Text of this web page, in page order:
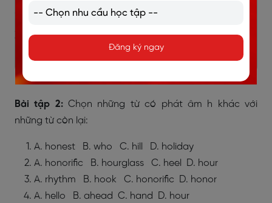
/həˈloʊ, haʊ ɑr ju?/
Xin chào, bạn có khỏe không?
Bài tập 2:Chọn những từ có phát âm h khác với
những từ còn lại:
A. honest B. who C. hill D. holiday
A. honorific B. hourglass C. heel D. hour
A. rhythm B. hook C. honorific D. honor
A. hello B. ahead C. hand D. hour
Đăng ký ngay